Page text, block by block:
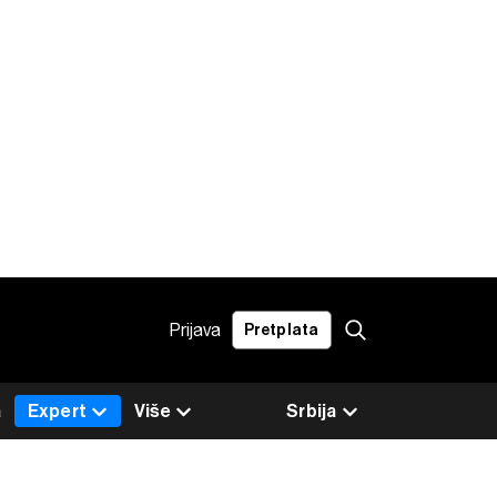
Prijava Pretplata
Srbija
Expert Više